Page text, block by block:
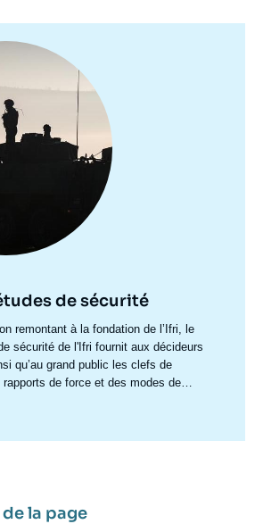
de sécurité
remontant à la fondation de l’Ifri, le
sécurité de l'Ifri fournit aux décideurs
qu’au grand public les clefs de
de force et des modes de
et de l’opérationnel, la crédibilité de
la page